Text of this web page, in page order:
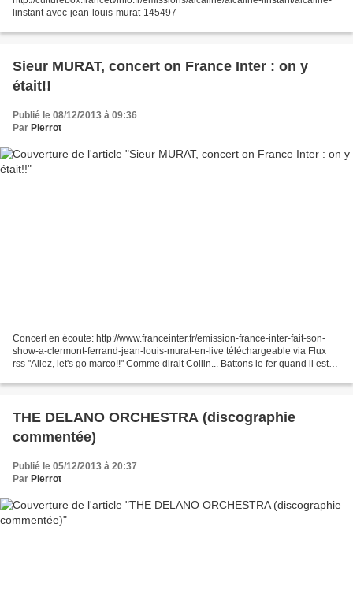
linstant-avec-jean-louis-murat-145497
Sieur MURAT, concert on France Inter : on y
était!!
Publié le 08/12/2013 à 09:36
Par Pierrot
Concert en écoute: http://www.franceinter.fr/emission-france-inter-fait-son-
show-a-clermont-ferrand-jean-louis-murat-en-live téléchargeable via Flux
rss "Allez, let's go marco!!" Comme dirait Collin... Battons le fer quand il est
THE DELANO ORCHESTRA (discographie
commentée)
Publié le 05/12/2013 à 20:37
Par Pierrot